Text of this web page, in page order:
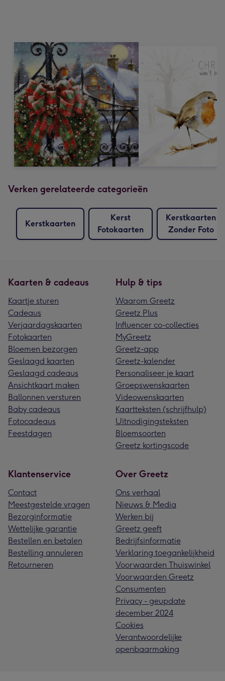
Verken gerelateerde categorieën
Kerstkaarten
Kerst
Fotokaarten
Kerstkaarten
Zonder Foto
Kaarten & cadeaus
Kaartje sturen
Cadeaus
Verjaardagskaarten
Fotokaarten
Bloemen bezorgen
Geslaagd kaarten
Geslaagd cadeaus
Ansichtkaart maken
Ballonnen versturen
Baby cadeaus
Fotocadeaus
Feestdagen
Hulp & tips
Waarom Greetz
Greetz Plus
Influencer co-collecties
MyGreetz
Greetz-app
Greetz-kalender
Personaliseer je kaart
Groepswenskaarten
Videowenskaarten
Kaartteksten (schrijfhulp)
Uitnodigingsteksten
Bloemsoorten
Greetz kortingscode
Klantenservice
Contact
Meestgestelde vragen
Bezorginformatie
Wettelijke garantie
Bestellen en betalen
Bestelling annuleren
Retourneren
Over Greetz
Ons verhaal
Nieuws & Media
Werken bij
Greetz geeft
Bedrijfsinformatie
Verklaring toegankelijkheid
Voorwaarden Thuiswinkel
Voorwaarden Greetz
Consumenten
Privacy - geupdate
december 2024
Cookies
Verantwoordelijke
openbaarmaking